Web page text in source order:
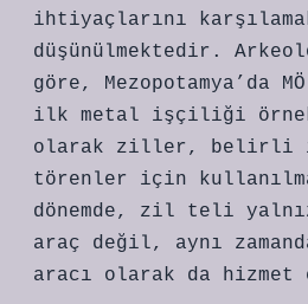
ihtiyaçlarını
düşünülmektedir.
göre, Mezopotamya’da
ilk metal işçiliği
olarak ziller, belirli
törenler için
dönemde, zil teli
araç değil, aynı
aracı olarak da hizmet